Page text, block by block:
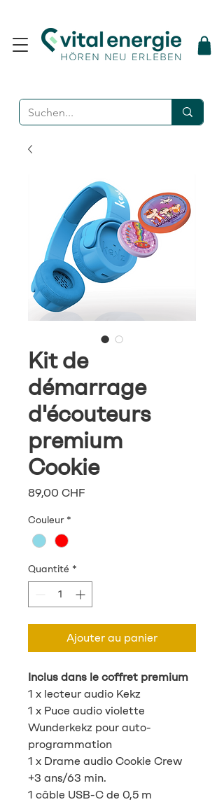
Kit de
démarrage
d'écouteurs
premium
Cookie
89,00 CHFPrix
Couleur *
Quantité *
Ajouter au panier
Inclus dans le coffret premium
1 x lecteur audio Kekz
1 x Puce audio violette
Wunderkekz pour auto-
programmation
1 x Drame audio Cookie Crew
+3 ans/63 min.
1 câble USB-C de 0,5 m